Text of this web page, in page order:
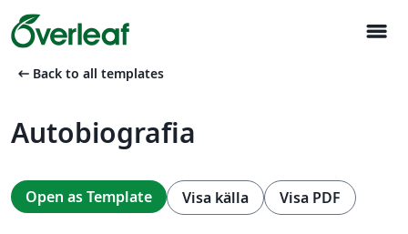
menu
arrow_left_alt Back to all templates
Autobiografia
Open as Template Visa källa Visa PDF